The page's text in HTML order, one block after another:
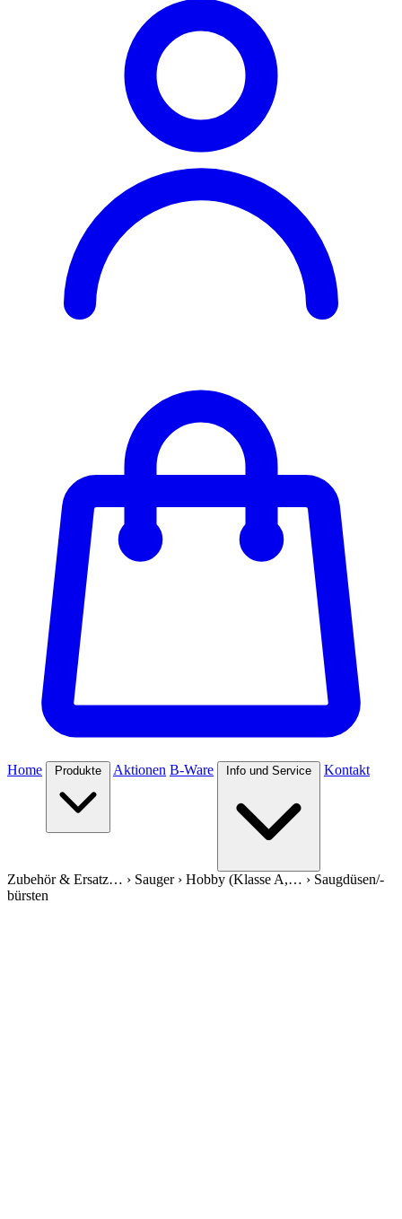
Home Produkte Aktionen B-Ware Info und Service Kontakt
Zubehör & Ersatz… › Sauger› Hobby (Klasse A,… › Saugdüsen/-
bürsten